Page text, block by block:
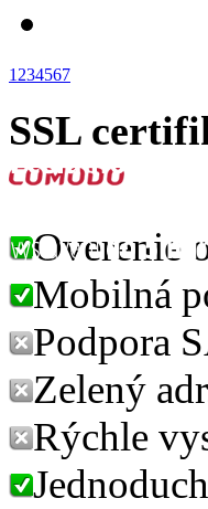
1 234567
SSL
Overenie
Mobilná
Podpora
Zelený
Rýchle